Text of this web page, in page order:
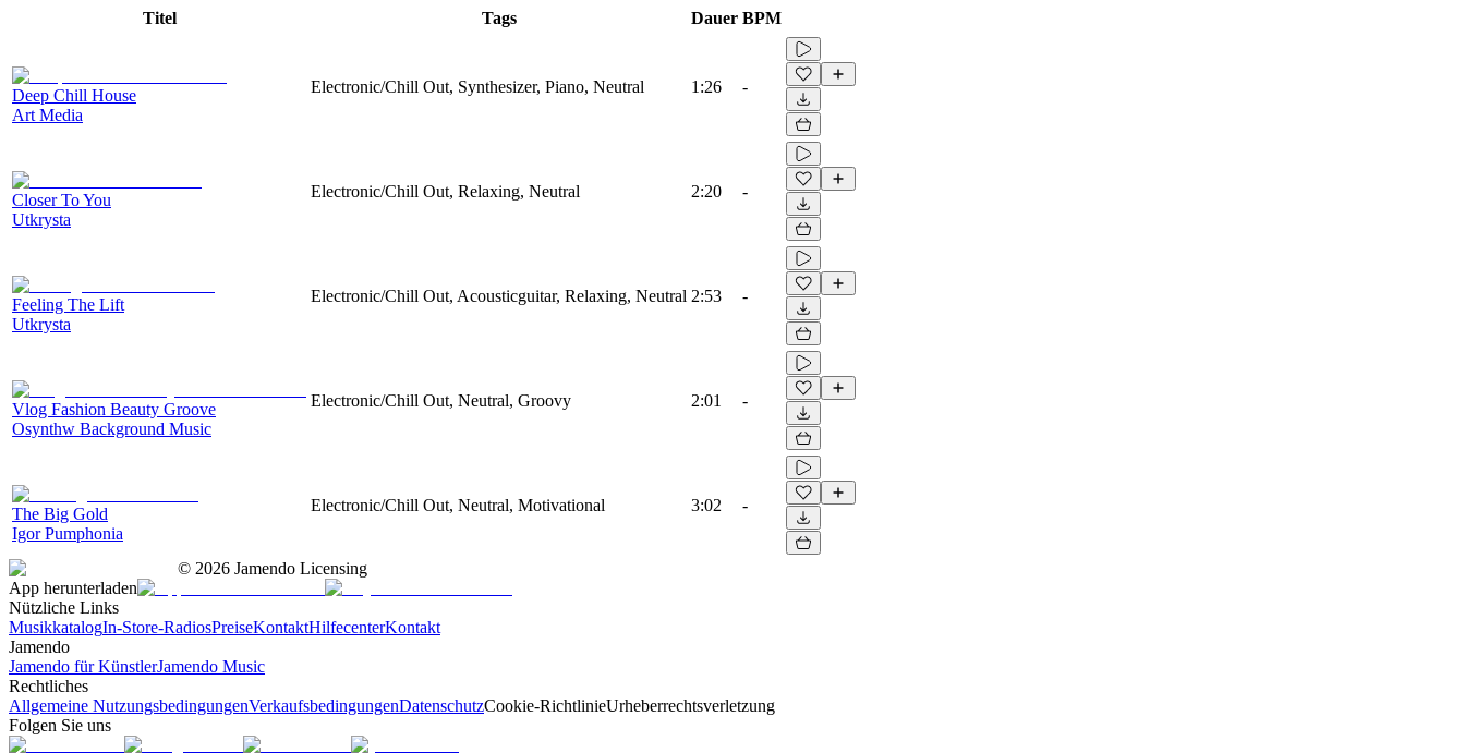
Titel Tags Dauer BPM
Deep Chill House
Art Media
Electronic/Chill Out, Synthesizer, Piano, Neutral 1:26 -
Closer To You
Utkrysta
Electronic/Chill Out, Relaxing, Neutral 2:20 -
Feeling The Lift
Utkrysta
Electronic/Chill Out, Acousticguitar, Relaxing, Neutral 2:53 -
Vlog Fashion Beauty Groove
Osynthw Background Music
Electronic/Chill Out, Neutral, Groovy 2:01 -
The Big Gold
Igor Pumphonia
Electronic/Chill Out, Neutral, Motivational 3:02 -
© 2026 Jamendo Licensing
App herunterladen
Nützliche Links
MusikkatalogIn-Store-RadiosPreiseKontaktHilfecenterKontakt
Jamendo
Jamendo für KünstlerJamendo Music
Rechtliches
Allgemeine NutzungsbedingungenVerkaufsbedingungenDatenschutzCookie-RichtlinieUrheberrechtsverletzung
Folgen Sie uns